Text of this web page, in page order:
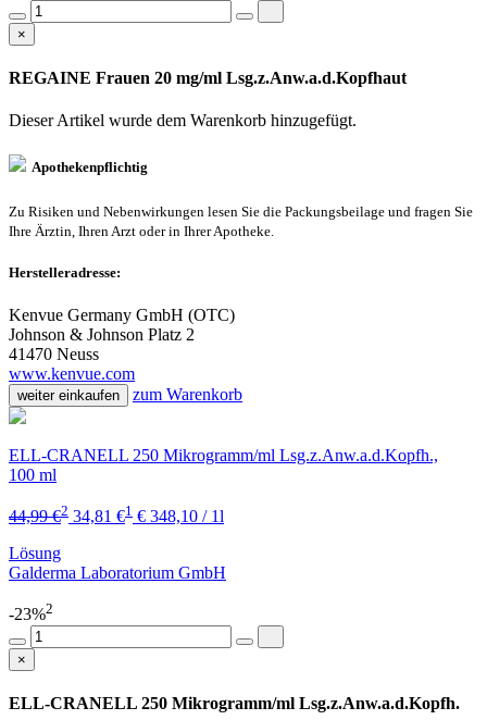
×
REGAINE Frauen 20 mg/ml Lsg.z.Anw.a.d.Kopfhaut
Dieser Artikel wurde dem Warenkorb hinzugefügt.
Apothekenpflichtig
Zu Risiken und Nebenwirkungen lesen Sie die Packungsbeilage und fragen Sie
Ihre Ärztin, Ihren Arzt oder in Ihrer Apotheke.
Herstelleradresse:
Kenvue Germany GmbH (OTC)
Johnson & Johnson Platz 2
41470 Neuss
www.kenvue.com
weiter einkaufen zum Warenkorb
ELL-CRANELL 250 Mikrogramm/ml Lsg.z.Anw.a.d.Kopfh.,
100 ml
44,99 €2 34,81 €1 € 348,10 / 1l
Lösung
Galderma Laboratorium GmbH
-23%2
×
ELL-CRANELL 250 Mikrogramm/ml Lsg.z.Anw.a.d.Kopfh.